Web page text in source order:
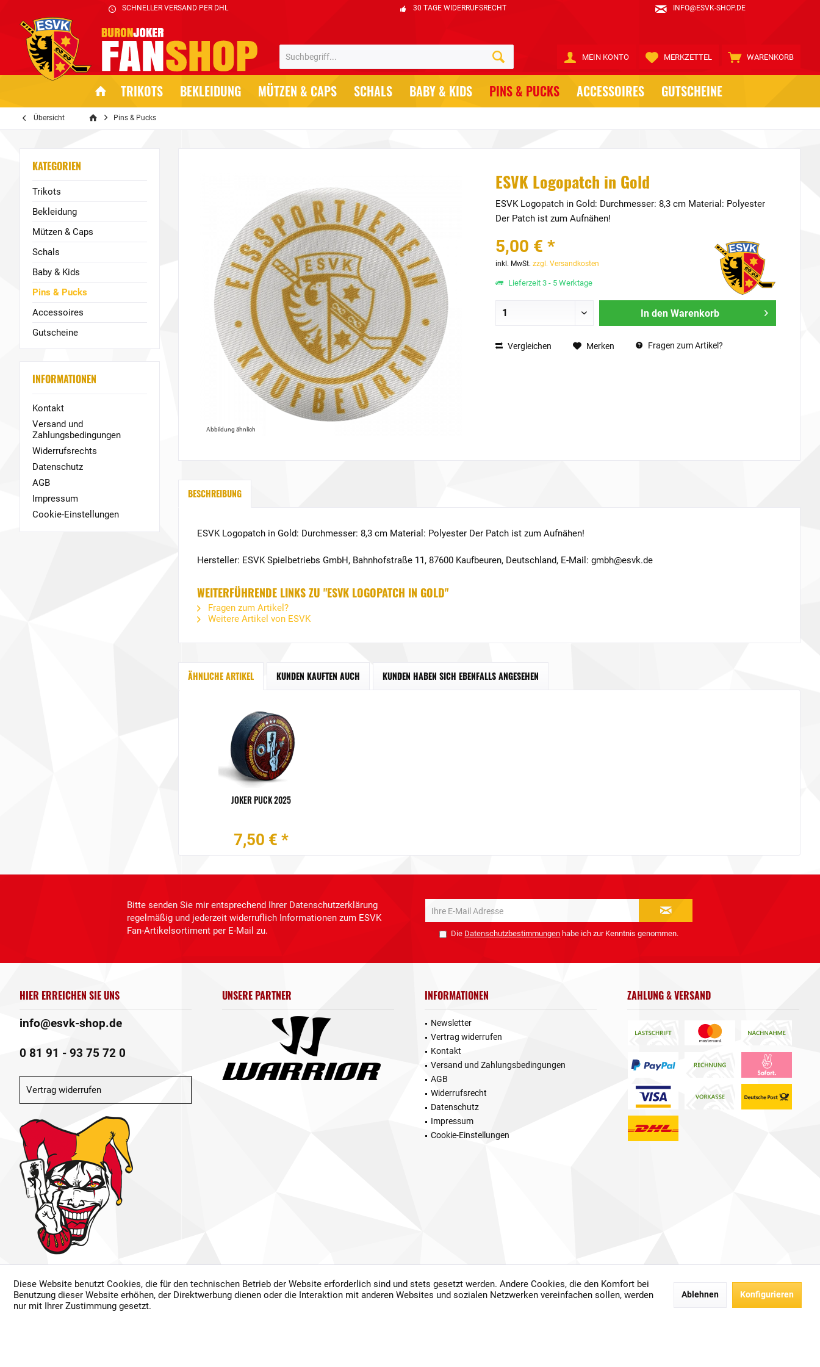
SCHNELLER VERSAND PER DHL 30 TAGE WIDERRUFSRECHT INFO@ESVK-SHOP.DE
WARENKORB
MERKZETTEL
MEIN KONTO
TRIKOTS BEKLEIDUNG MÜTZEN & CAPS SCHALS BABY & KIDS PINS & PUCKS ACCESSOIRES GUTSCHEINE
Übersicht Pins & Pucks
KATEGORIEN
Trikots
Bekleidung
Mützen & Caps
Schals
Baby & Kids
Pins & Pucks
Accessoires
Gutscheine
INFORMATIONEN
Kontakt
Versand und
Zahlungsbedingungen
Widerrufsrechts
Datenschutz
AGB
Impressum
Cookie-Einstellungen
Abbildung ähnlich
ESVK Logopatch in Gold
ESVK Logopatch in Gold: Durchmesser: 8,3 cm Material: Polyester
Der Patch ist zum Aufnähen!
5,00 € *
inkl. MwSt. zzgl. Versandkosten
Lieferzeit 3 - 5 Werktage
In den Warenkorb
Vergleichen Merken Fragen zum Artikel?
BESCHREIBUNG
ESVK Logopatch in Gold: Durchmesser: 8,3 cm Material: Polyester Der Patch ist zum Aufnähen!
Hersteller: ESVK Spielbetriebs GmbH, Bahnhofstraße 11, 87600 Kaufbeuren, Deutschland, E-Mail: gmbh@esvk.de
WEITERFÜHRENDE LINKS ZU "ESVK LOGOPATCH IN GOLD"
Fragen zum Artikel?
Weitere Artikel von ESVK
ÄHNLICHE ARTIKEL KUNDEN KAUFTEN AUCH KUNDEN HABEN SICH EBENFALLS ANGESEHEN
JOKER PUCK 2025
7,50 € *
Bitte senden Sie mir entsprechend Ihrer Datenschutzerklärung
regelmäßig und jederzeit widerruflich Informationen zum ESVK
Fan-Artikelsortiment per E-Mail zu.
Die Datenschutzbestimmungen habe ich zur Kenntnis genommen.
HIER ERREICHEN SIE UNS
info@esvk-shop.de
0 81 91 - 93 75 72 0
Vertrag widerrufen
UNSERE PARTNER INFORMATIONEN
Newsletter
Vertrag widerrufen
Kontakt
Versand und Zahlungsbedingungen
AGB
Widerrufsrecht
Datenschutz
Impressum
Cookie-Einstellungen
ZAHLUNG & VERSAND
* Alle Preise inkl. gesetzl. Mehrwertsteuer zzgl.Versandkostenund ggf. Nachnahmegebühren, wenn nicht anders beschrieben.
Durchgestrichene Preise geben die unverbindliche Preisempfehlung des Herstellers wieder.
Diese Website benutzt Cookies, die für den technischen Betrieb der Website erforderlich sind und stets gesetzt werden. Andere Cookies, die den Komfort bei
Benutzung dieser Website erhöhen, der Direktwerbung dienen oder die Interaktion mit anderen Websites und sozialen Netzwerken vereinfachen sollen, werden
nur mit Ihrer Zustimmung gesetzt.
Ablehnen Konfigurieren